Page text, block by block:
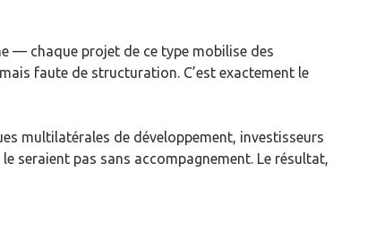
— chaque projet de ce type mobilise des
faute de structuration. C’est exactement le
multilatérales de développement, investisseurs
seraient pas sans accompagnement. Le résultat,